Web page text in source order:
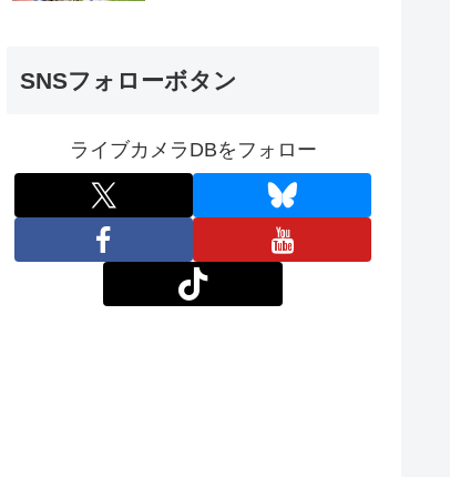
SNSフォローボタン
ライブカメラDBをフォロー